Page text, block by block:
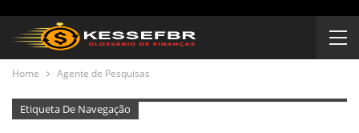
Home Agente de Pesquisas
Etiqueta De Navegação